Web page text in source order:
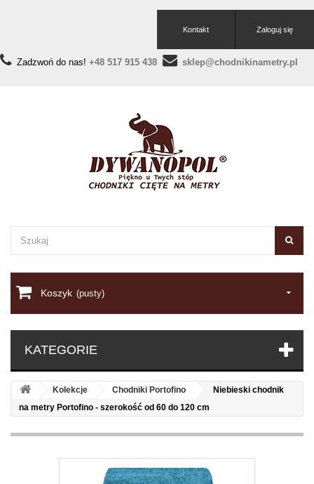
Zaloguj się
Kontakt
Zadzwoń do nas! +48 517 915 438 sklep@chodnikinametry.pl
Koszyk (pusty)
KATEGORIE
Kolekcje Chodniki Portofino
Niebieski chodnik
na metry Portofino - szerokość od 60 do 120 cm